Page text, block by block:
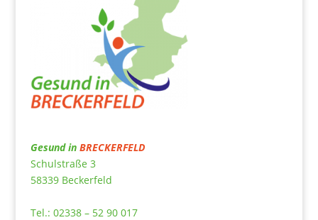
Gesund in BRECKERFELD
Schulstraße 3
58339 Beckerfeld
Tel.: 02338 – 52 90 017